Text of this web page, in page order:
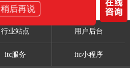
行业站点 用户后台
itc服务 itc小程序
稍后再说